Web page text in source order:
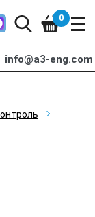
info@a3-eng.com
0